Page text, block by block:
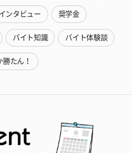
ンタビュー 奨学金
バイト知識 バイト体験談
勝たん！